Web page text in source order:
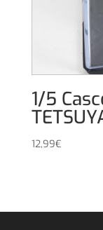
1/5
12,99€